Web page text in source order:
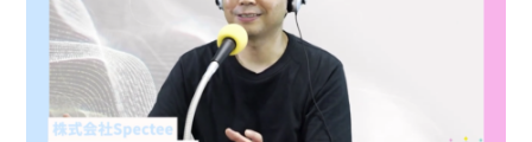
企業情報
ニュース
ミッション